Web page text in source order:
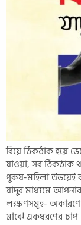
বিয়ে ঠিকঠাক হয়ে
যাওয়া, সব ঠিকঠাক
পুরুষ-মহিলা উভয়েই
যাদুর মাধ্যমে আপনার
লক্ষণসমূহ- অকারণে
মাঝে একধরণের